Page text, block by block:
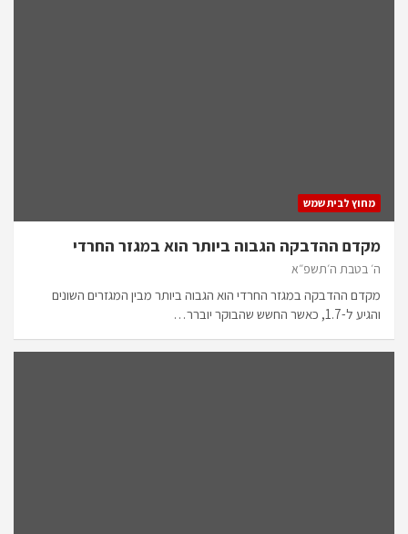
מחוץ לבית שמש
מקדם ההדבקה הגבוה ביותר הוא במגזר החרדי
ה׳ בטבת ה׳תשפ״א
מקדם ההדבקה במגזר החרדי הוא הגבוה ביותר מבין המגזרים השונים
והגיע ל-1.7, כאשר החשש שהבוקר יוברר…